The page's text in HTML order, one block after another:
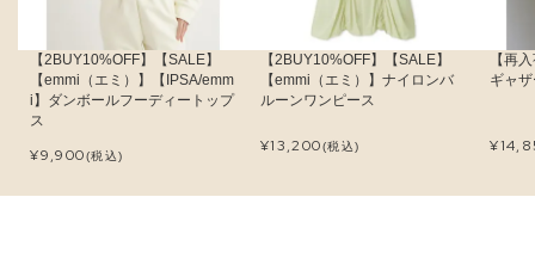
【2BUY10%OFF】【SALE】
【emmi（エミ）】【IPSA/emm
i】ダンボールフーディートップ
ス
¥9,900(税込)
【2BUY10%OFF】【SALE】
【emmi（エミ）】ナイロンバ
ルーンワンピース
¥13,200(税込)
【再
ギャ
¥